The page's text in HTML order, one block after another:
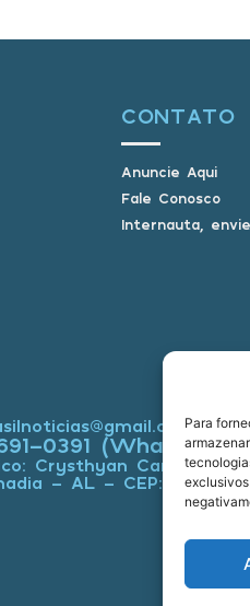
Para
CONTATO
Anuncie Aqui
Fale Conosco
Internauta,
0391 (Whatsapp)
Crysthyan Carlos
- AL - CEP: 57660-